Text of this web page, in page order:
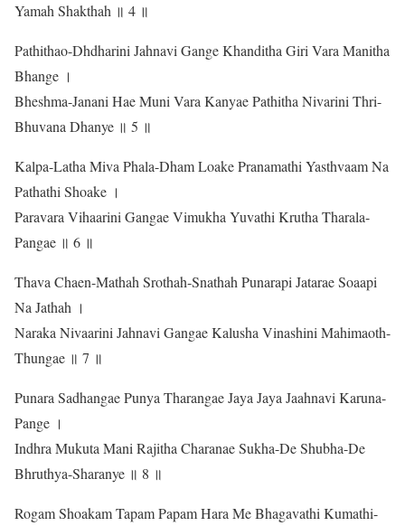
Yamah Shakthah ॥ 4 ॥
Pathithao-Dhdharini Jahnavi Gange Khanditha Giri Vara Manitha
Bhange ।
Bheshma-Janani Hae Muni Vara Kanyae Pathitha Nivarini Thri-
Bhuvana Dhanye ॥ 5 ॥
Kalpa-Latha Miva Phala-Dham Loake Pranamathi Yasthvaam Na
Pathathi Shoake ।
Paravara Vihaarini Gangae Vimukha Yuvathi Krutha Tharala-
Pangae ॥ 6 ॥
Thava Chaen-Mathah Srothah-Snathah Punarapi Jatarae Soaapi
Na Jathah ।
Naraka Nivaarini Jahnavi Gangae Kalusha Vinashini Mahimaoth-
Thungae ॥ 7 ॥
Punara Sadhangae Punya Tharangae Jaya Jaya Jaahnavi Karuna-
Pange ।
Indhra Mukuta Mani Rajitha Charanae Sukha-De Shubha-De
Bhruthya-Sharanye ॥ 8 ॥
Rogam Shoakam Tapam Papam Hara Me Bhagavathi Kumathi-